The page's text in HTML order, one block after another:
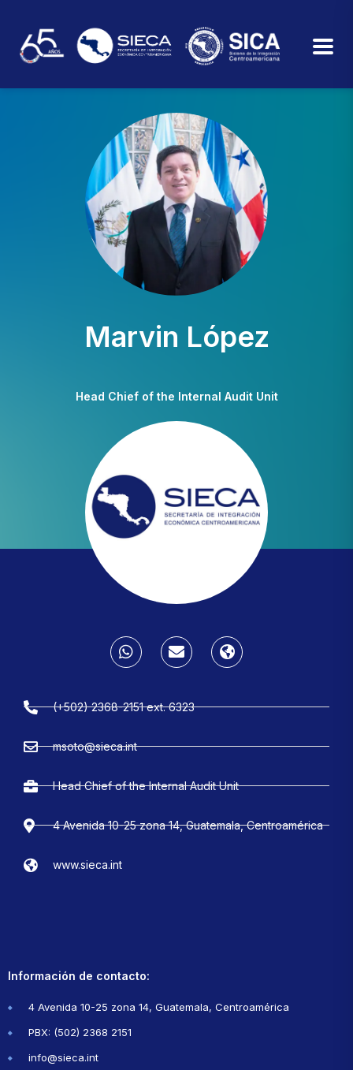
Marvin López
Head Chief of the Internal Audit Unit
(+502) 2368-2151 ext. 6323
msoto@sieca.int
Head Chief of the Internal Audit Unit
4 Avenida 10-25 zona 14, Guatemala, Centroamérica
www.sieca.int
Información de contacto:
4 Avenida 10-25 zona 14, Guatemala, Centroamérica
PBX: (502) 2368 2151
info@sieca.int